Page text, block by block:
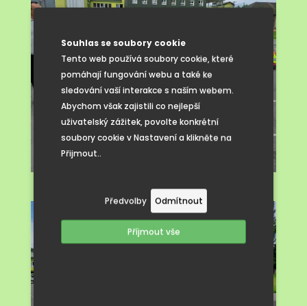
Souhlas se soubory cookie
Tento web používá soubory cookie, které
pomáhají fungování webu a také ke
sledování vaší interakce s naším webem.
Abychom však zajistili co nejlepší
uživatelský zážitek, povolte konkrétní
soubory cookie v Nastavení a klikněte na
Přijmout..
Předvolby Odmítnout
Příjmout vše